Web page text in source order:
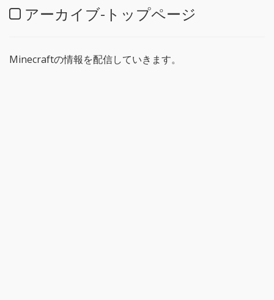
アーカイブ-トップページ
Minecraftの情報を配信していきます。